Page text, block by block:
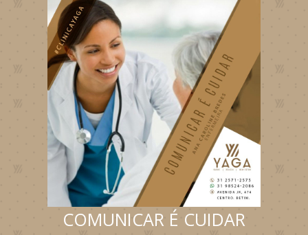
COMUNICAR É CUIDAR